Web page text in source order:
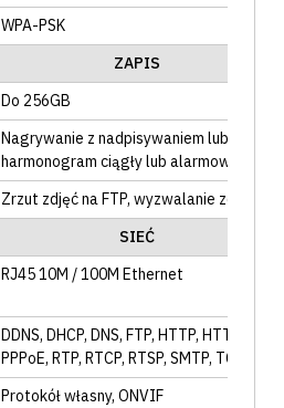
WPA-PSK
ZAPIS
Do 256GB
Nagrywanie z nadpisywaniem lub do
harmonogram ciągły lub alarmowy
Zrzut zdjęć na FTP, wyzwalanie
SIEĆ
RJ45 10M / 100M Ethernet
DDNS, DHCP, DNS, FTP, HTTP, HTTPS
PPPoE, RTP, RTCP, RTSP, SMTP, TCP/IP
Protokół własny, ONVIF